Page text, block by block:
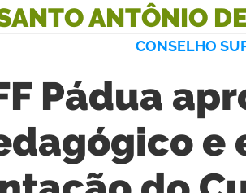
ANTÔNIO
CONSELHO
Pádua
e